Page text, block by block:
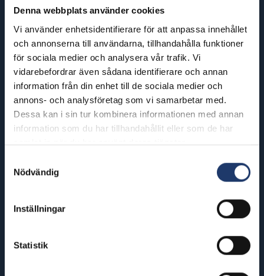
Denna webbplats använder cookies
Vi använder enhetsidentifierare för att anpassa innehållet
och annonserna till användarna, tillhandahålla funktioner
för sociala medier och analysera vår trafik. Vi
vidarebefordrar även sådana identifierare och annan
information från din enhet till de sociala medier och
annons- och analysföretag som vi samarbetar med.
Dessa kan i sin tur kombinera informationen med annan
information som du har tillhandahållit eller som de har
samlat in när du har använt deras tjänster.
Nödvändig
Inställningar
Statistik